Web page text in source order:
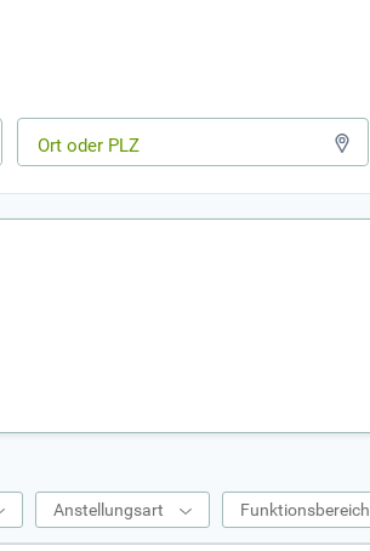
Anstellungsart Funktionsbereich